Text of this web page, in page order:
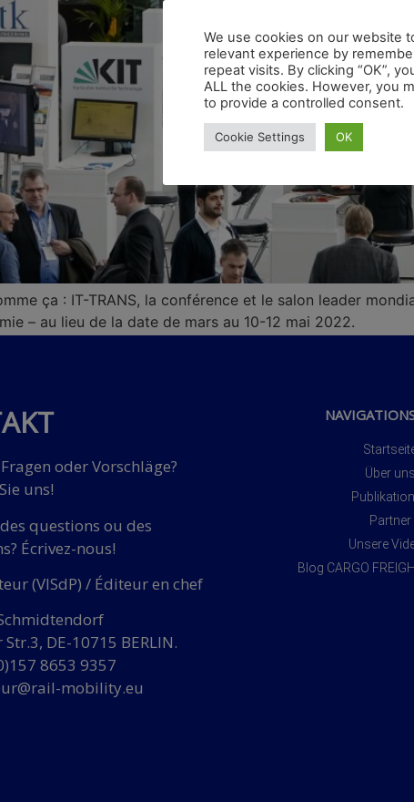
ça : IT-TRANS, la conférence et le salon leader
– au lieu de la date de mars au 10-12 mai 2022.
oder Vorschläge?
uns!
questions ou des
Écrivez-nous!
(VISdP) / Éditeur en chef
DE-10715 BERLIN.
8653 9357
mobility.eu
Über uns
Partner
Unsere
Blog CARGO
We use cookies on our website
relevant experience by
repeat visits. By clicking “OK”,
ALL the cookies. However, you
to provide a controlled consent.
Cookie Settings OK